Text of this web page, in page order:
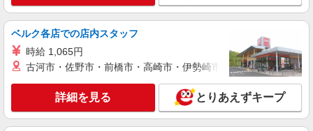
に合うかの確認もいたします。 ★時間外手当別途
支給 ★上記金額は働きがい向上手当を含みます。
★働きがい向上手当※26年6月改定（地域により異
なる） 社会保険加入者は更に＋50円
東京都調布市国領町6丁目12-11
キープ 詳細を見る
コンパスグループ・ジャパン株式会社 21698_p
NEW
調理員【アルバイト・パート】
時給1,600円〜2,000円 試用期間中 時給1,600
ベルク各店での店内スタッフ
時給 1,065円
古河市・佐野市・前橋市・高崎市・伊勢崎市・太田市・館林市
詳細を見る とりあえずキープ